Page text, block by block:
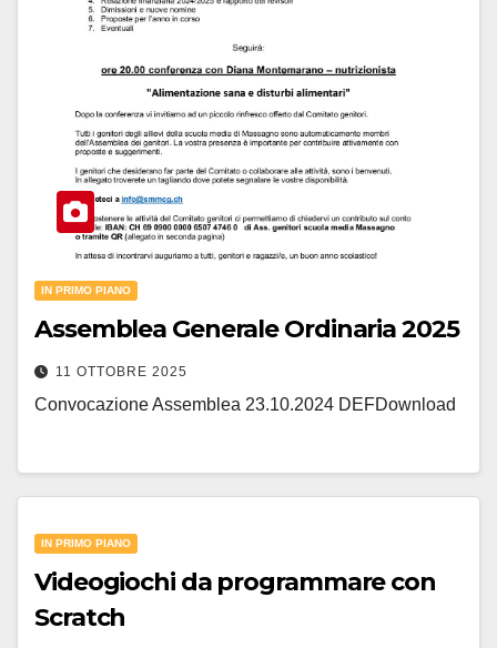
IN PRIMO PIANO
Assemblea Generale Ordinaria 2025
11 OTTOBRE 2025
Convocazione Assemblea 23.10.2024 DEFDownload
IN PRIMO PIANO
Videogiochi da programmare con
Scratch